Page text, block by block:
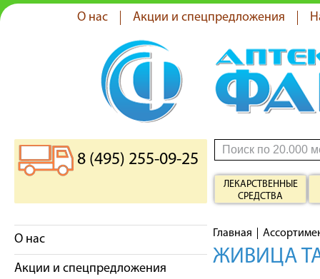
О нас Акции и спецпредложения
8 (495) 255-09-25
ЛЕКАРСТВЕННЫЕ
СРЕДСТВА
О нас
Акции и спецпредложения
Главная
ЖИВИЦА